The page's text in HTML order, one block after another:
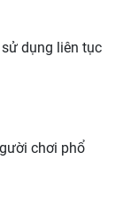
dụng liên tục
chơi phổ